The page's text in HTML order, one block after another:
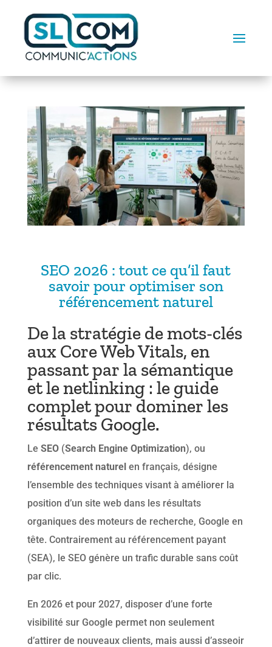
SEO 2026 : tout ce qu’il faut
savoir pour optimiser son
référencement naturel
De la stratégie de mots-clés
aux Core Web Vitals, en
passant par la sémantique
et le netlinking : le guide
complet pour dominer les
résultats Google.
Le SEO(Search Engine Optimization), ou
référencement naturelen français, désigne
l’ensemble des techniques visant à améliorer la
position d’un site web dans les résultats
organiques des moteurs de recherche, Google en
tête. Contrairement au référencement payant
(SEA), le SEO génère un trafic durable sans coût
par clic.
En 2026 et pour 2027, disposer d’une forte
visibilité sur Google permet non seulement
d’attirer de nouveaux clients, mais aussi d’asseoir